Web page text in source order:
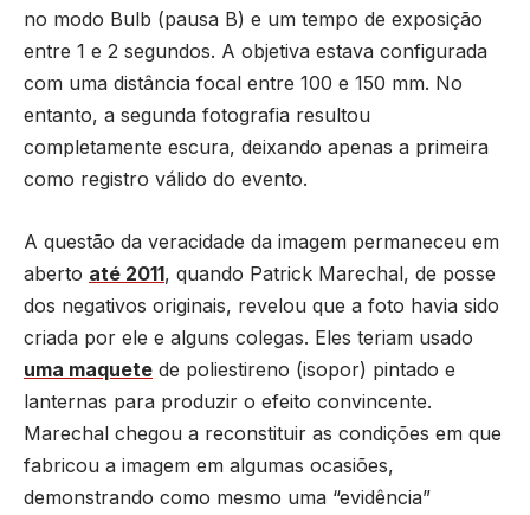
no modo Bulb (pausa B) e um tempo de exposição
entre 1 e 2 segundos. A objetiva estava configurada
com uma distância focal entre 100 e 150 mm. No
entanto, a segunda fotografia resultou
completamente escura, deixando apenas a primeira
como registro válido do evento.
A questão da veracidade da imagem permaneceu em
aberto até 2011, quando Patrick Marechal, de posse
dos negativos originais, revelou que a foto havia sido
criada por ele e alguns colegas. Eles teriam usado
uma maquete de poliestireno (isopor) pintado e
lanternas para produzir o efeito convincente.
Marechal chegou a reconstituir as condições em que
fabricou a imagem em algumas ocasiões,
demonstrando como mesmo uma “evidência”